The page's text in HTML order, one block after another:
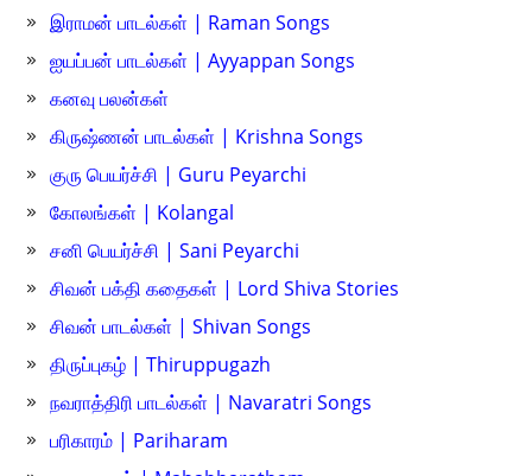
இராமன் பாடல்கள் | Raman Songs
ஐயப்பன் பாடல்கள் | Ayyappan Songs
கனவு பலன்கள்
கிருஷ்ணன் பாடல்கள் | Krishna Songs
குரு பெயர்ச்சி | Guru Peyarchi
கோலங்கள் | Kolangal
சனி பெயர்ச்சி | Sani Peyarchi
சிவன் பக்தி கதைகள் | Lord Shiva Stories
சிவன் பாடல்கள் | Shivan Songs
திருப்புகழ் | Thiruppugazh
நவராத்திரி பாடல்கள் | Navaratri Songs
பரிகாரம் | Pariharam